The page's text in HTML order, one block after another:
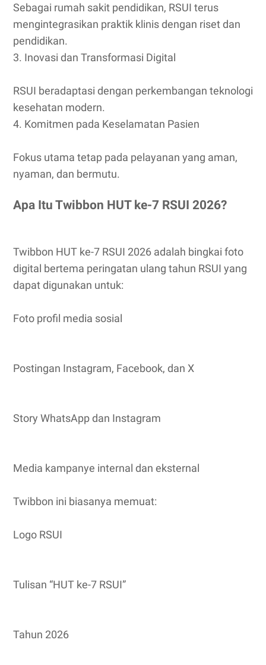
Sebagai rumah sakit pendidikan, RSUI terus
mengintegrasikan praktik klinis dengan riset dan
pendidikan.
3. Inovasi dan Transformasi Digital
RSUI beradaptasi dengan perkembangan teknologi
kesehatan modern.
4. Komitmen pada Keselamatan Pasien
Fokus utama tetap pada pelayanan yang aman,
nyaman, dan bermutu.
Apa Itu Twibbon HUT ke-7 RSUI 2026?
Twibbon HUT ke-7 RSUI 2026 adalah bingkai foto
digital bertema peringatan ulang tahun RSUI yang
dapat digunakan untuk:
Foto profil media sosial
Postingan Instagram, Facebook, dan X
Story WhatsApp dan Instagram
Media kampanye internal dan eksternal
Twibbon ini biasanya memuat:
Logo RSUI
Tulisan “HUT ke-7 RSUI”
Tahun 2026